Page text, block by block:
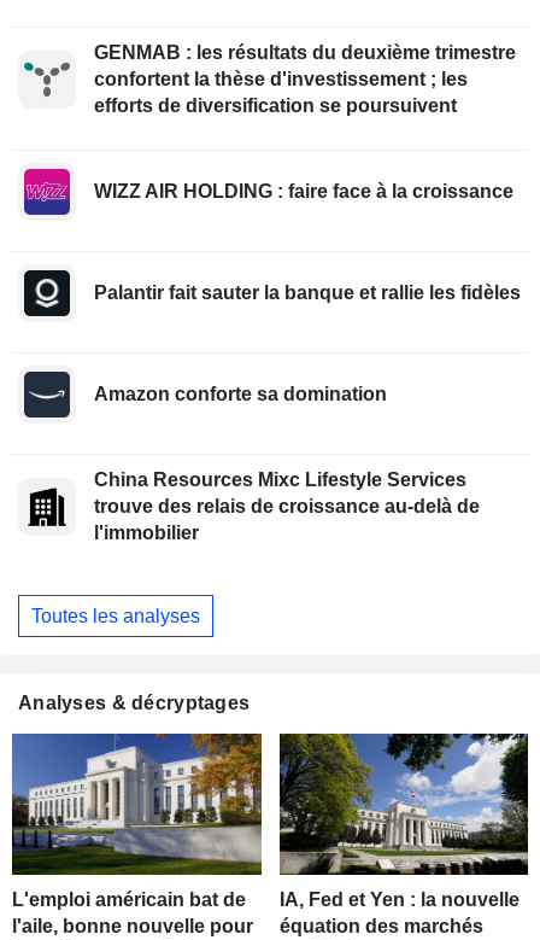
GENMAB : les résultats du deuxième trimestre
confortent la thèse d'investissement ; les
efforts de diversification se poursuivent
WIZZ AIR HOLDING : faire face à la croissance
Palantir fait sauter la banque et rallie les fidèles
Amazon conforte sa domination
China Resources Mixc Lifestyle Services
trouve des relais de croissance au-delà de
l'immobilier
Toutes les analyses
Analyses & décryptages
L'emploi américain bat de
l'aile, bonne nouvelle pour
IA, Fed et Yen : la nouvelle
équation des marchés